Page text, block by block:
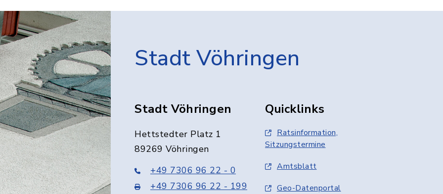
Stadt Vöhringen
Stadt Vöhringen
Hettstedter Platz 1
89269 Vöhringen
+49 7306 96 22 - 0
+49 7306 96 22 - 199
Quicklinks
Ratsinformation,
Sitzungstermine
Amtsblatt
Geo-Datenportal